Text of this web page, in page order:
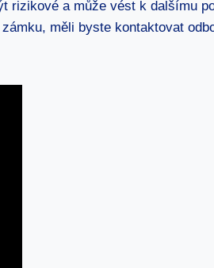
a může vést k dalšímu
měli byste kontaktovat